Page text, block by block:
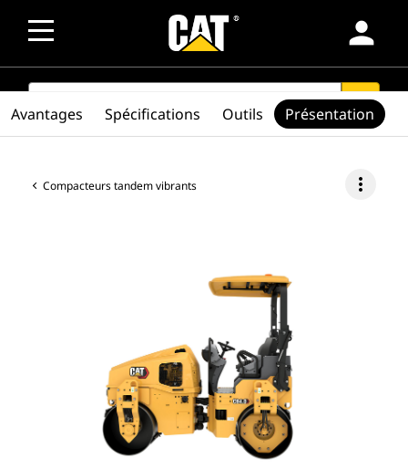
person
SEARCH search
Compacteurs tandem vibrants more_vert
Avantages Spécifications Outils Présentation